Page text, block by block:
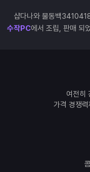
샵다나와 물동백
수작PC에서 조립, 판매 되
여전히
가격 경쟁